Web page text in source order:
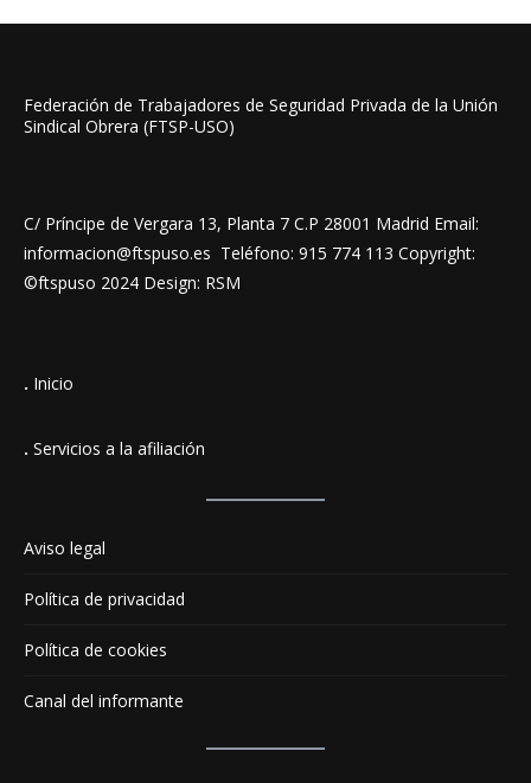
Federación de Trabajadores de Seguridad Privada de la Unión
Sindical Obrera (FTSP-USO)
C/ Príncipe de Vergara 13, Planta 7 C.P 28001 Madrid Email:
informacion@ftspuso.es Teléfono: 915 774 113 Copyright:
©ftspuso 2024 Design: RSM
. Inicio
. Servicios a la afiliación
Aviso legal
Política de privacidad
Política de cookies
Canal del informante